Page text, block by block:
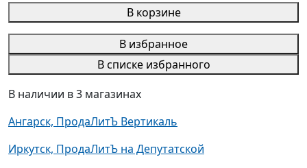
В корзине
В избранное
В списке избранного
В наличии в 3 магазинах
Ангарск, ПродаЛитЪ Вертикаль
Иркутск, ПродаЛитЪ на Депутатской